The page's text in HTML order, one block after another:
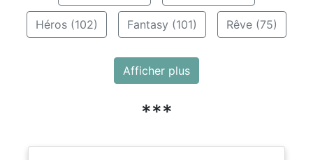
Héros (102) Fantasy (101) Rêve (75)
Afficher plus
***